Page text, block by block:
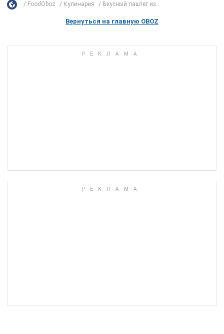
FoodOboz Кулинария Вкусный паштет из...
Вернуться на главную OBOZ